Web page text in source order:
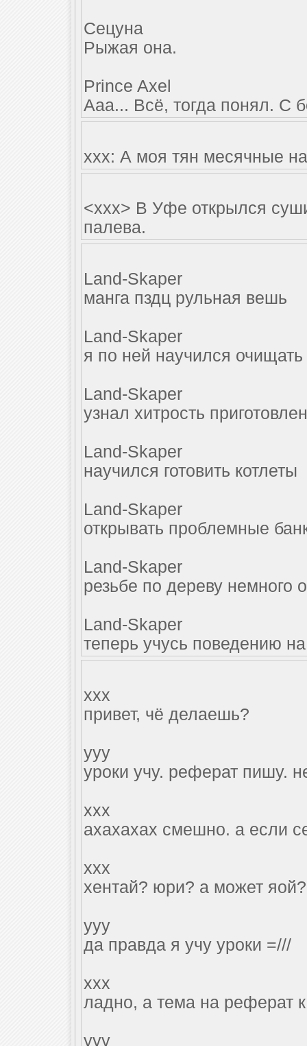
Сецуна
Рыжая она.
Prince Axel
Ааа... Всё, тогда понял. С
ххх: А моя тян месячные
<xxx> В Уфе открылся
палева.
Land-Skaper
манга пздц рульная вешь
Land-Skaper
я по ней научился
Land-Skaper
узнал хитроcть
Land-Skaper
научился готовить котлеты
Land-Skaper
открывать проблемные
Land-Skaper
резьбе по дереву немного
Land-Skaper
теперь учусь поведению
xxx
привет, чё делаешь?
yyy
уроки учу. реферат пишу.
xxx
ахахахах смешно. а если
xxx
хентай? юри? а может яой?
yyy
да правда я учу уроки =///
xxx
ладно, а тема на реферат
yyy